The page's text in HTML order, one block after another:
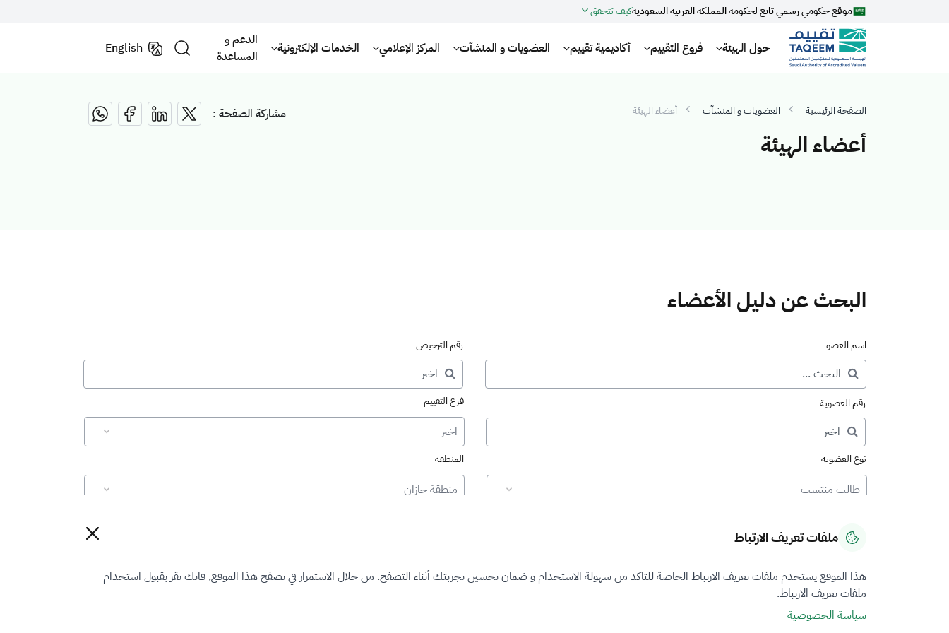
موقع حكومي رسمي تابع لحكومة المملكة العربية السعوديةكيف تتحقق
حول الهيئة فروع التقييم أكاديمية تقييم العضويات و المنشآت المركز الإعلامي الخدمات الإلكترونية
الدعم و
المساعدة
English
الصفحة الرئيسية العضويات و المنشآت أعضاء الهيئة مشاركة الصفحة :
أعضاء الهيئة
البحث عن دليل الأعضاء
اسم العضو رقم الترخيص
رقم العضوية فرع التقييم
اختر
نوع العضوية
طالب منتسب
المنطقة
منطقة جازان
إعادة تعيين ملفات تعريف الارتباط
هذا الموقع يستخدم ملفات تعريف الارتباط الخاصة للتاكد من سهولة الاستخدام و ضمان تحسين تجربتك أثناء التصفح. من خلال الاستمرار في تصفح هذا الموقع, فانك تقر بقبول استخدام
ملفات تعريف الارتباط.
سياسة الخصوصية